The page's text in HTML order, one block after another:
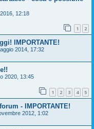
12:18
1 2
IMPORTANTE!
2014, 17:32
2020, 13:45
1 2 3 4 5
- IMPORTANTE!
2012, 1:02